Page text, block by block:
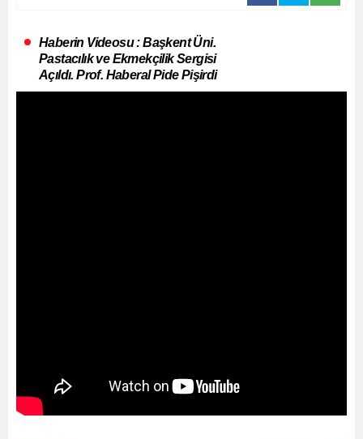
Haberin Videosu : Başkent Üni.
Pastacılık ve Ekmekçilik Sergisi
Açıldı. Prof. Haberal Pide Pişirdi